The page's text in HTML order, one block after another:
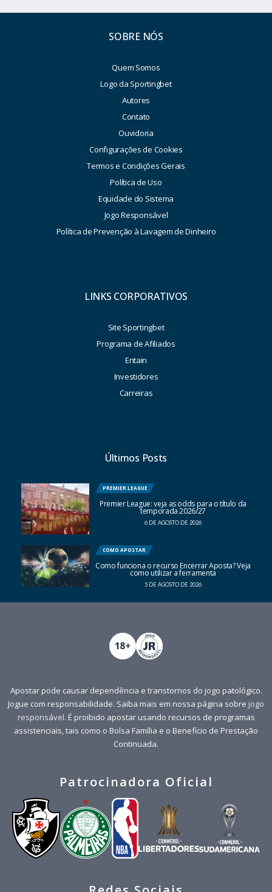
SOBRE NÓS
Quem Somos
Logo da Sportingbet
Autores
Contato
Ouvidoria
Configurações de Cookies
Termos e Condições Gerais
Política de Uso
Equidade do Sistema
Jogo Responsável
Política de Prevenção à Lavagem de Dinheiro
LINKS CORPORATIVOS
Site Sportingbet
Programa de Afiliados
Entain
Investidores
Carreiras
Últimos Posts
PREMIER LEAGUE
Premier League: veja as odds para o título da
temporada 2026/27
6 DE AGOSTO DE 2026
COMO APOSTAR
Como funciona o recurso Encerrar Aposta? Veja
como utilizar a ferramenta
5 DE AGOSTO DE 2026
Apostar pode causar dependência e transtornos do jogo patológico.
Jogue com responsabilidade. Saiba mais em nossa página sobre jogo
responsável. É proibido apostar usando recursos de programas
assistenciais, tais como o Bolsa Família e o Benefício de Prestação
Continuada.
Patrocinadora Oficial